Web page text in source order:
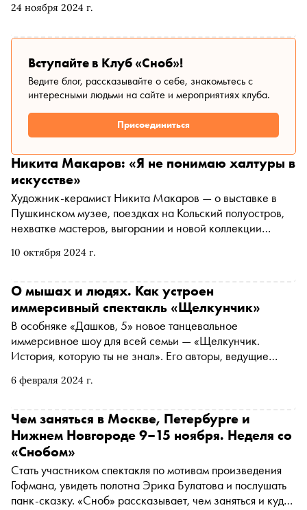
24 ноября 2024 г.
«Сноб» публикует рассказ из сборника
Вступайте в Клуб «Сноб»!
Ведите блог, рассказывайте о себе, знакомьтесь с
интересными людьми на сайте и мероприятиях клуба.
Присоединиться
10 октября 2024 г.
Никита Макаров: «Я не понимаю халтуры в
искусстве»
Художник-керамист Никита Макаров — о выставке в
Пушкинском музее, поездках на Кольский полуостров,
нехватке мастеров, выгорании и новой коллекции
6 февраля 2024 г.
О мышах и людях. Как устроен
иммерсивный спектакль «Щелкунчик»
В особняке «Дашков, 5» новое танцевальное
иммерсивное шоу для всей семьи — «Щелкунчик.
История, которую ты не знал». Его авторы, ведущие
«Новые танцы» Алексей Карпенко и Гарик Рудник
ее основе три самостоятельных истории: людей, мышей
и игрушек
Чем заняться в Москве, Петербурге и
Нижнем Новгороде 9–15 ноября. Неделя со
«Снобом»
Стать участником спектакля по мотивам произведения
Гофмана, увидеть полотна Эрика Булатова и послушать
панк-сказку. «Сноб» рассказывает, чем заняться и куда